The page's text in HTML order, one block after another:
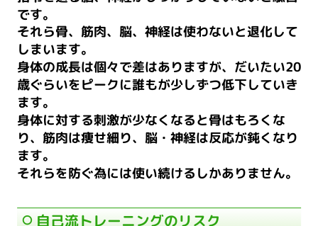
です。
それら骨、筋肉、脳、神経は使わないと退化して
しまいます。
身体の成長は個々で差はありますが、だいたい20
歳ぐらいをピークに誰もが少しずつ低下していき
ます。
身体に対する刺激が少なくなると骨はもろくな
り、筋肉は痩せ細り、脳・神経は反応が鈍くなり
ます。
それらを防ぐ為には使い続けるしかありません。
自己流トレーニングのリスク